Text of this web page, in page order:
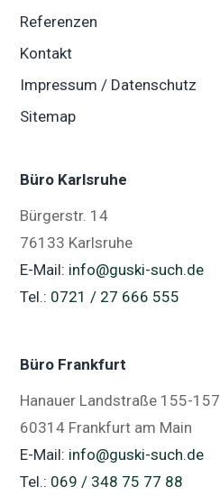
Referenzen
Kontakt
Impressum / Datenschutz
Sitemap
Büro Karlsruhe
Bürgerstr. 14
76133 Karlsruhe
E-Mail: info@guski-such.de
Tel.: 0721 / 27 666 555
Büro Frankfurt
Hanauer Landstraße 155-157
60314 Frankfurt am Main
E-Mail: info@guski-such.de
Tel.: 069 / 348 75 77 88